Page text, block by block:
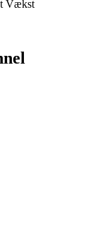
Vækst